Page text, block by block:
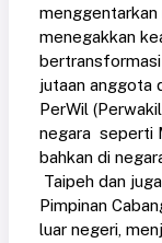
menggentarkan
menegakkan
jutaan anggota
PerWil
negara seperti
bahkan di
Taipeh dan
Pimpinan
luar negeri,